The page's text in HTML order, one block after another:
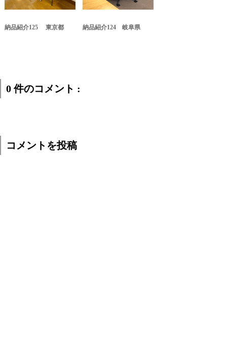
納品紹介125 東京都 納品紹介124 岐阜県
0 件のコメント :
コメントを投稿